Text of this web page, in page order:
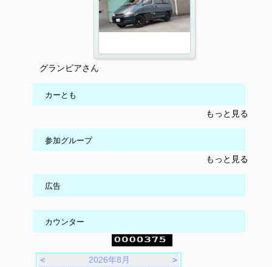
グランビアさん
カーとも
もっと見る
参加グループ
もっと見る
広告
カウンター
＜ 2026年8月
＞